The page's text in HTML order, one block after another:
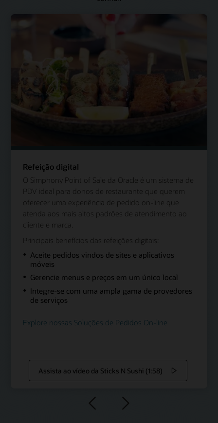
Refeição digital
O Simphony Point of Sale da Oracle é um sistema de
PDV ideal para donos de restaurante que querem
oferecer uma experiência de pedido on-line que
atenda aos mais altos padrões de atendimento ao
cliente e marca.
Principais benefícios das refeições digitais:
Aceite pedidos vindos de sites e aplicativos
móveis
Gerencie menus e preços em um único local
Integre-se com uma ampla gama de provedores
de serviços
Explore nossas Soluções de Pedidos On-line
Assista ao vídeo da Sticks N Sushi (1:58)